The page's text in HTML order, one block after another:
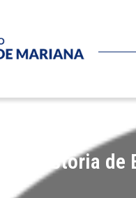
la historia de